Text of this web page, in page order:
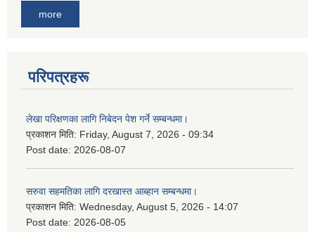
more
परिपत्रहरू
लेखा परिक्षणका लागि निबेदन पेश गर्ने सम्बन्धमा।
प्रकाशन मिति: Friday, August 7, 2026 - 09:34
Post date: 2026-08-07
सरुवा सहमतिका लागि दरखास्त आब्हान सम्बन्धमा।
प्रकाशन मिति: Wednesday, August 5, 2026 - 14:07
Post date: 2026-08-05